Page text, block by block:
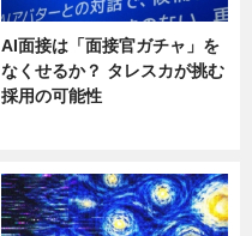
AI面接は「面接官ガチャ」を
なくせるか？ タレスカが挑む
採用の可能性